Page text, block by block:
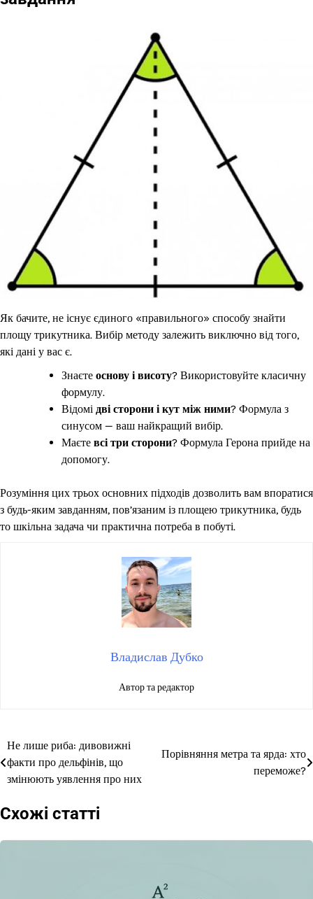
Як бачите, не існує єдиного «правильного» способу знайти
площу трикутника. Вибір методу залежить виключно від того,
які дані у вас є.
Знаєте основу і висоту? Використовуйте класичну
формулу.
Відомі дві сторони і кут між ними? Формула з
синусом — ваш найкращий вибір.
Маєте всі три сторони? Формула Герона прийде на
допомогу.
Розуміння цих трьох основних підходів дозволить вам впоратися
з будь-яким завданням, пов’язаним із площею трикутника, будь
то шкільна задача чи практична потреба в побуті.
Владислав Дубко
Автор та редактор
Навігація
записів
Не лише риба: дивовижні
факти про дельфінів, що
змінюють уявлення про них
Порівняння метра та ярда: хто
переможе?
Схожі статті